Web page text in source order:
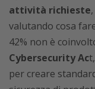
attività richieste
valutando cosa
42% non è
Cybersecurity Ac
per creare